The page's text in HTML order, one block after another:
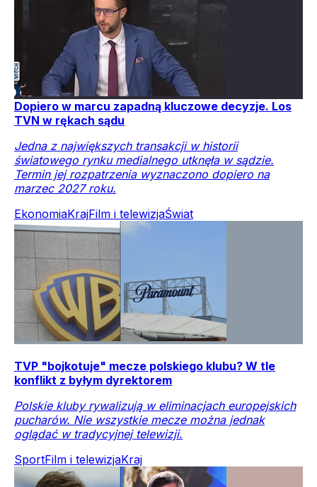
Dopiero w marcu zapadną kluczowe decyzje. Los
TVN w rękach sądu
Jedna z największych transakcji w historii
światowego rynku medialnego utknęła w sądzie.
Termin jej rozpatrzenia wyznaczono dopiero na
marzec 2027 roku.
EkonomiaKrajFilm i telewizjaŚwiat
TVP "bojkotuje" mecze polskiego klubu? W tle
konflikt z byłym dyrektorem
Polskie kluby rywalizują w eliminacjach europejskich
pucharów. Nie wszystkie mecze można jednak
oglądać w tradycyjnej telewizji.
SportFilm i telewizjaKraj